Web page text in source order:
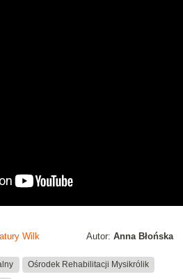
Autor: Anna Błońska
Wilk
Ośrodek Rehabilitacji Mysikrólik